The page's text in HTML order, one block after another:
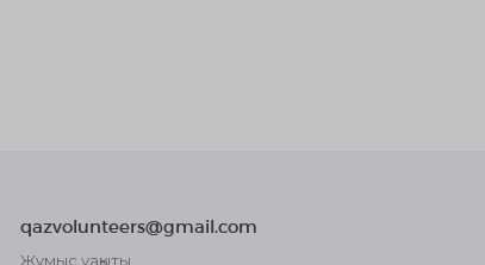
qazvolunteers@gmail.com
Жұмыс уақыты